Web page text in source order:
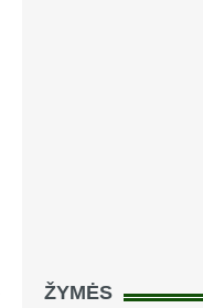
ŽYMĖS